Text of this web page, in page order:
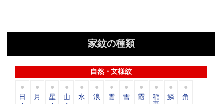
家紋の種類
自然・文様紋
日 月 星 山 水 浪 雲 雪 霞 稲 鱗 角